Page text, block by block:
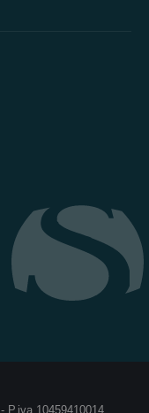
P.iva 10459410014